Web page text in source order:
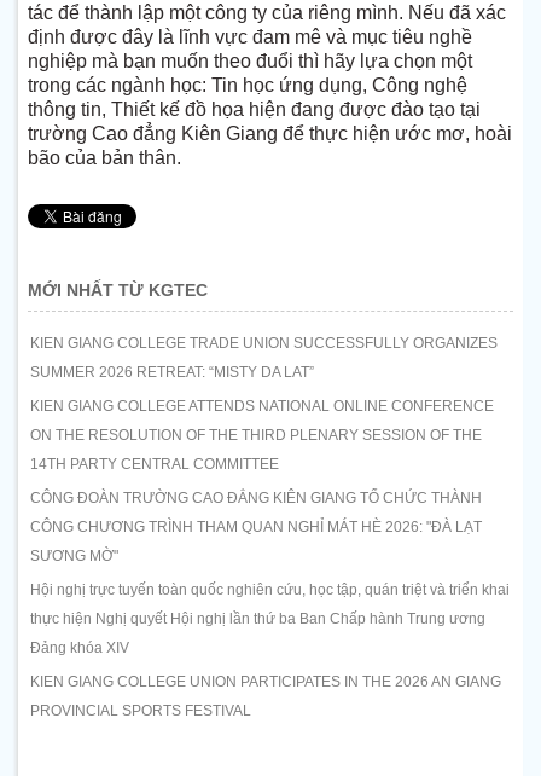
tác để thành lập một công ty của riêng mình. Nếu đã xác
định được đây là lĩnh vực đam mê và mục tiêu nghề
nghiệp mà bạn muốn theo đuổi thì hãy lựa chọn một
trong các ngành học: Tin học ứng dụng, Công nghệ
thông tin, Thiết kế đồ họa hiện đang được đào tạo tại
trường Cao đẳng Kiên Giang để thực hiện ước mơ, hoài
bão của bản thân.
MỚI NHẤT TỪ KGTEC
KIEN GIANG COLLEGE TRADE UNION SUCCESSFULLY ORGANIZES
SUMMER 2026 RETREAT: “MISTY DA LAT”
KIEN GIANG COLLEGE ATTENDS NATIONAL ONLINE CONFERENCE
ON THE RESOLUTION OF THE THIRD PLENARY SESSION OF THE
14TH PARTY CENTRAL COMMITTEE
CÔNG ĐOÀN TRƯỜNG CAO ĐẲNG KIÊN GIANG TỔ CHỨC THÀNH
CÔNG CHƯƠNG TRÌNH THAM QUAN NGHỈ MÁT HÈ 2026: "ĐÀ LẠT
SƯƠNG MỜ"
Hội nghị trực tuyến toàn quốc nghiên cứu, học tập, quán triệt và triển khai
thực hiện Nghị quyết Hội nghị lần thứ ba Ban Chấp hành Trung ương
Đảng khóa XIV
KIEN GIANG COLLEGE UNION PARTICIPATES IN THE 2026 AN GIANG
PROVINCIAL SPORTS FESTIVAL